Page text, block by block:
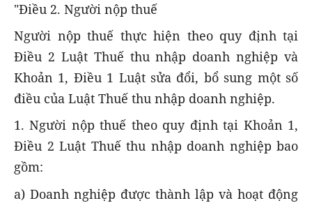
"Điều 2. Người nộp thuế
Người nộp thuế thực hiện theo quy định tại
Điều 2 Luật Thuế thu nhập doanh nghiệp và
Khoản 1, Điều 1 Luật sửa đổi, bổ sung một số
điều của Luật Thuế thu nhập doanh nghiệp.
1. Người nộp thuế theo quy định tại Khoản 1,
Điều 2 Luật Thuế thu nhập doanh nghiệp bao
gồm:
a) Doanh nghiệp được thành lập và hoạt động